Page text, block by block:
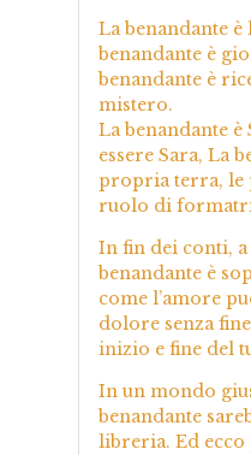
La benandante è
benandante è
benandante è
mistero.
La benandante è
essere Sara, La
propria terra,
ruolo di
In fin dei conti, a
benandante è
come l’amore
dolore senza
inizio e fine del
In un mondo
benandante
libreria. Ed ecco